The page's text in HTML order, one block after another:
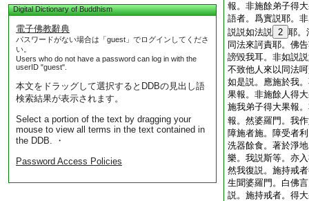
Digital Dictionary of Buddhism
電子佛教辭典
パスワードがない場合は「guest」でログインしてくださ
い。
Users who do not have a password can log in with the
userID "guest".
本文をドラッグして選択するとDDBの見出し語
検索結果が表示されます。
Select a portion of the text by dragging your
mouse to view all terms in the text contained in
the DDB. ・
Password Access Policies
報。非施餘弟子得
語者。爲實説耶。
説説如法説 2 耶。
同法來訶責耶。佛
謗毀我耳。非如説
不致他人來以同法
如是説。應施於我
果報。非施餘人得
施我弟子得大果報
報。然婆羅門。我
障施者施。障受者
洗器餘食。著於淨
樂。我説斯等。亦
然我復説。施持戒
生聞婆羅門。白佛
説。施持戒者。得